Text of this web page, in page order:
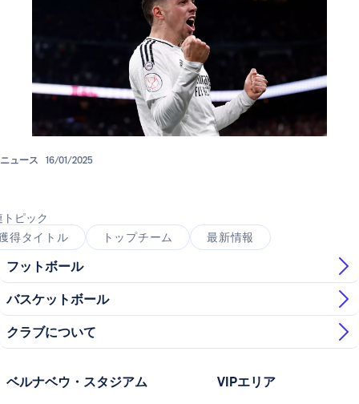
ニュース 16/01/2025
トピック
得タイトル
トップチーム 最新情報
フットボール
バスケットボール
クラブについて
ベルナベウ・スタジアム VIPエリア